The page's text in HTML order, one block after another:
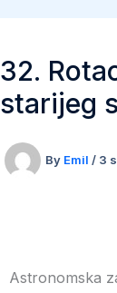
32.
starijeg
By Emil / 3
Astronomska